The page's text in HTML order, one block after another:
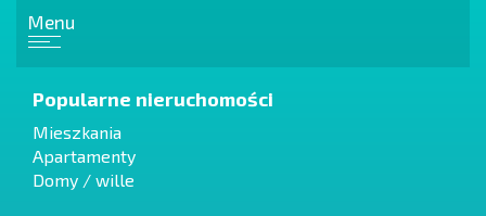
Menu
Popularne nieruchomości
Mieszkania
Apartamenty
Domy / wille